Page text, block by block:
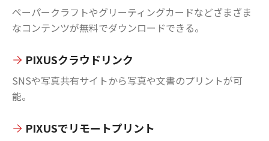
ペーパークラフトやグリーティングカードなどざまざま
なコンテンツが無料でダウンロードできる。
PIXUSクラウドリンク
SNSや写真共有サイトから写真や文書のプリントが可
能。
PIXUSでリモートプリント